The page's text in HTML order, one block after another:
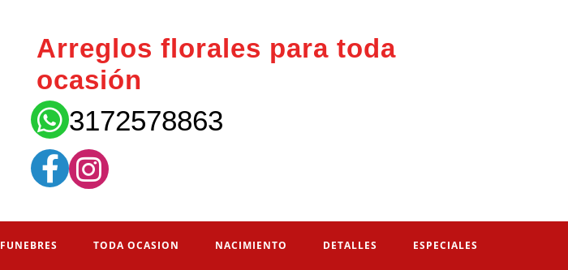
Arreglos florales para toda
ocasión
3172578863
FUNEBRES TODA OCASION NACIMIENTO DETALLES ESPECIALES